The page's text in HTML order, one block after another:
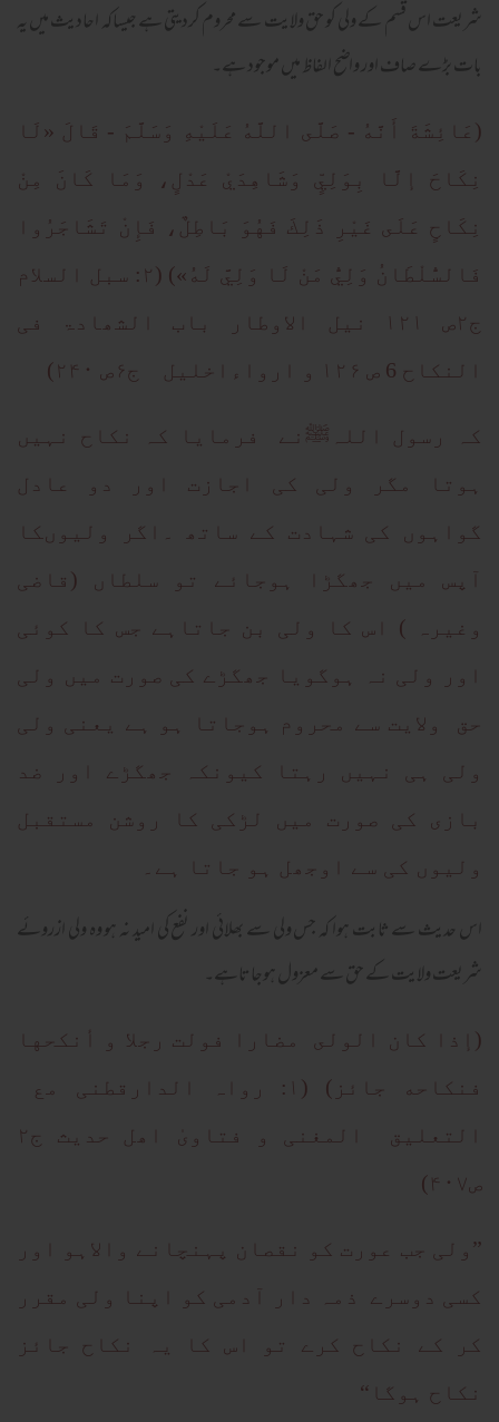
شریعت اس قسم کے ولی کو حق ولایت سے محروم کردیتی ہے جیساکہ احادیث میں یہ
بات بڑے صاف اور واضح الفاظ میں موجود ہے۔
(عَائِشَةَ أَنَّهُ - صَلَّى اللَّهُ عَلَيْهِ وَسَلَّمَ - قَالَ «لَا
نِكَاحَ إلَّا بِوَلِيٍّ وَشَاهِدَيْ عَدْلٍ، وَمَا كَانَ مِنْ
نِكَاحٍ عَلَى غَيْرِ ذَلِكَ فَهُوَ بَاطِلٌ، فَإِنْ تَشَاجَرُوا
فَالسُّلْطَانُ وَلِيُّ مَنْ لَا وَلِيَّ لَهُ») (۲: سبل السلام
ج۲ص ۱۲۱ نیل الاوطار باب الشھادۃ فی
النکاح 6 ص ۱۲۶ و ارواءاخلیل ج۶ص ۲۴۰)
کہ رسول اللہﷺنے فرمایا کہ نکاح نہیں
ہوتا مگر ولی کی اجازت اور دو عادل
گواہوں کی شہادت کے ساتھ ۔اگر ولیوںکا
آپس میں جھگڑا ہوجائے تو سلطاں (قاضی
وغیرہ ) اس کا ولی بن جاتاہے جس کا کوئی
اور ولی نہ ہوگویا جھگڑے کی صورت میں ولی
حق ولایت سے محروم ہوجاتا ہو ہے یعنی ولی
ولی ہی نہیں رہتا کیونکہ جھگڑے اور ضد
بازی کی صورت میں لڑکی کا روشن مستقبل
ولیوں کی سے اوجھل ہو جاتا ہے۔
اس حدیث سے ثابت ہوا کہ جس ولی سے بھلائی اور نفع کی امید نہ ہو وہ ولی ازروئے
شریعت ولایت کے حق سے معزول ہوجاتاہے۔
(إذا كان الولى مضارا فولت رجلا و أنكحها
فنكاحه جائز) (۱: رواہ الدارقطنی مع
التعلیق المغنی و فتاویٰ اھل حدیث ج۲
ص۴۰۷)
”ولی جب عورت کو نقصان پہنچانے والاہو اور
کسی دوسرے ذمہ دار آدمی کو اپنا ولی مقرر
کر کے نکاح کرے تو اس کا یہ نکاح جائز
نکاح ہوگا“